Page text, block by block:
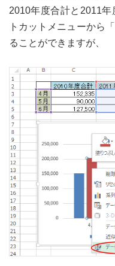
2010年度合計と2011
トカットメニューから
ることができますが、